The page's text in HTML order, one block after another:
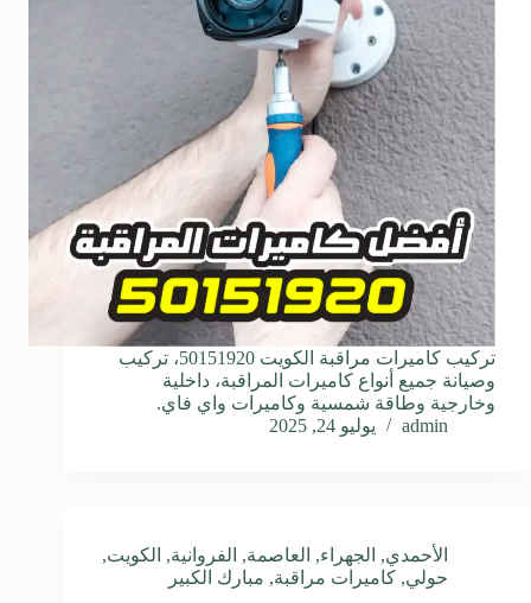
تركيب كاميرات مراقبة الكويت 50151920، تركيب
وصيانة جميع أنواع كاميرات المراقبة، داخلية
وخارجية وطاقة شمسية وكاميرات واي فاي.
admin
يوليو 24, 2025
الأحمدي, الجهراء, العاصمة, الفروانية, الكويت,
حولي, كاميرات مراقبة, مبارك الكبير